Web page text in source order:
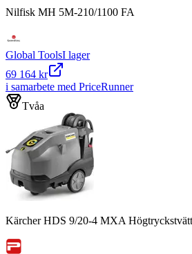
Nilfisk MH 5M-210/1100 FA
Global ToolsI lager
69 164 kr
i samarbete med PriceRunner
Tvåa
Kärcher HDS 9/20-4 MXA